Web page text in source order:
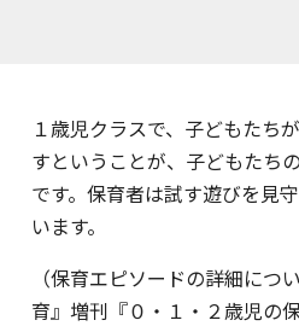
１歳児クラスで、子どもたち
すということが、子どもたち
です。保育者は試す遊びを見
います。
（保育エピソードの詳細につ
育』増刊『０・１・２歳児の